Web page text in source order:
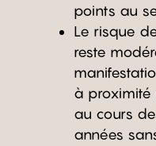
points au
Le risque
reste
à proximité
au cours
années